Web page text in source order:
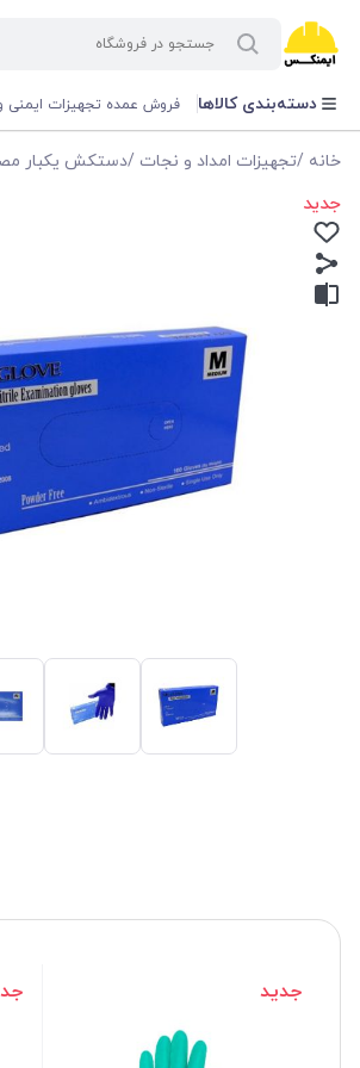
دسته‌بندی کالاها فروش عمده تجهیزات ایمنی و
خانه /تجهیزات امداد و نجات /دستکش یکبار
جدید
جدید